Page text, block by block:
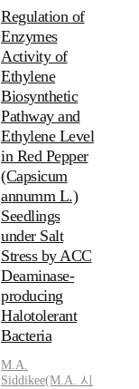
Regulation of
Enzymes
Activity of
Ethylene
Biosynthetic
Pathway and
Ethylene Level
in Red Pepper
(Capsicum
annumm L.)
Seedlings
under Salt
Stress by ACC
Deaminase-
producing
Halotolerant
Bacteria
M.A.
Siddikee(M.A. 시